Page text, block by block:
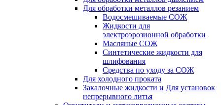
Для обработки металлов резанием
Водосмешиваемые СОЖ
Жидкости для
электроэрозионной обработки
Масляные СОЖ
Синтетические жидкости для
шлифования
Средства по уходу за СОЖ
Для холодного проката
Закалочные жидкости и Для установок
непрерывного литья